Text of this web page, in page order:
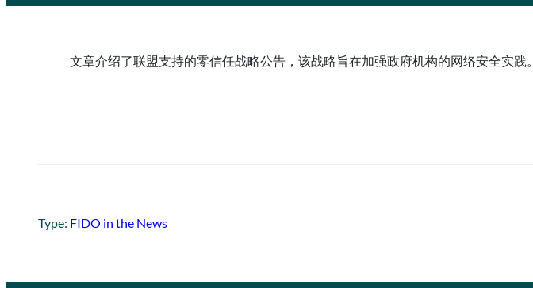
文章介绍了联盟支持的零信任战略公告，该战略旨在加强政府机构的网络安全实践。
Type: FIDO in the News